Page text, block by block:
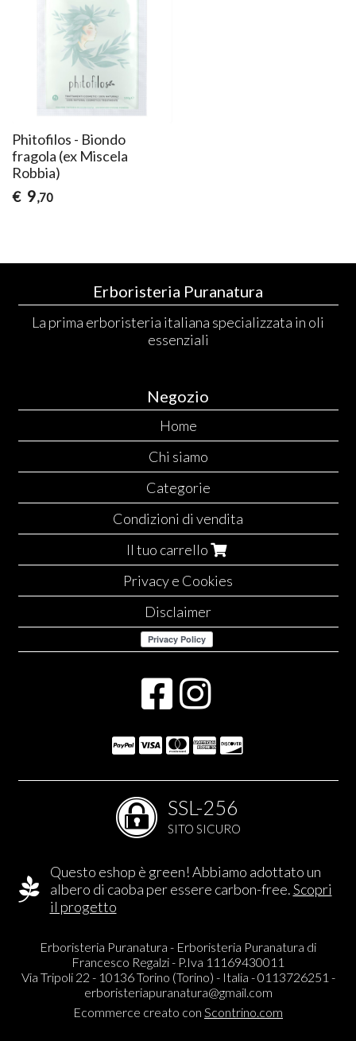
Phitofilos - Biondo
fragola (ex Miscela
Robbia)
€ 9,70
Erboristeria Puranatura
La prima erboristeria italiana specializzata in oli
essenziali
Negozio
Home
Chi siamo
Categorie
Condizioni di vendita
Il tuo carrello
Privacy e Cookies
Disclaimer
SSL-256
SITO SICURO
Questo eshop è green! Abbiamo adottato un
albero di caoba per essere carbon-free.Scopri
il progetto
Erboristeria Puranatura - Erboristeria Puranatura di
Francesco Regalzi - P.Iva 11169430011
Via Tripoli 22 - 10136 Torino (Torino) - Italia - 0113726251 -
erboristeriapuranatura@gmail.com
Ecommerce creato con Scontrino.com